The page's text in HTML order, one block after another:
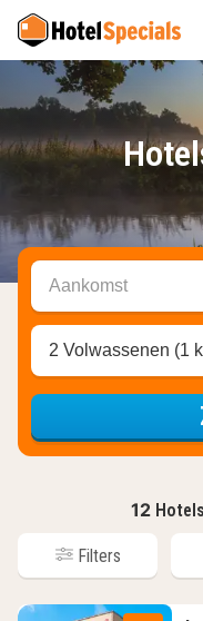
Aankomst
2 Volwassenen (1
12
Filters